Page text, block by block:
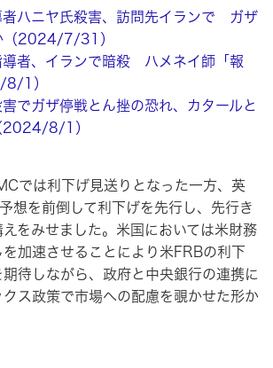
者ハニヤ氏殺害、訪問先イランで ガザ
（2024/7/31）
導者、イランで暗殺 ハメネイ師「報
8/1）
でガザ停戦とん挫の恐れ、カタールと
2024/8/1）
では利下げ見送りとなった一方、英
想を前倒して利下げを先行し、先行き
をみせました。米国においては米財務
加速させることにより米FRBの利下
待しながら、政府と中央銀行の連携に
ス政策で市場への配慮を覗かせた形か